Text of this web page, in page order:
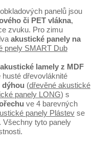
panelů jsou
či PET vlákna,
zvuku. Pro zimu
akustické panely na
pnely SMART Dub
akustické lamely z MDF
dřevovláknité
dýhou (dřevěné akustické
panely LONG) s
ve 4 barevných
panely Plástev se
Všechny tyto panely